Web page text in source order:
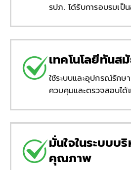
รปภ. ได้รับการอบรมเ
เทคโนโลยีทันส
ใช้ระบบและอุปกรณ์รักษ
ควบคุมและตรวจสอบได้
มั่นใจในระบบบ
คุณภาพ